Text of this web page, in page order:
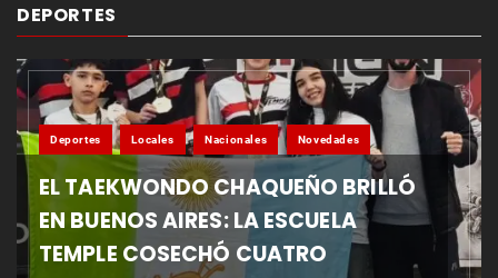
DEPORTES
Deportes Locales Nacionales Novedades
EL TAEKWONDO CHAQUEÑO BRILLÓ
EN BUENOS AIRES: LA ESCUELA
TEMPLE COSECHÓ CUATRO